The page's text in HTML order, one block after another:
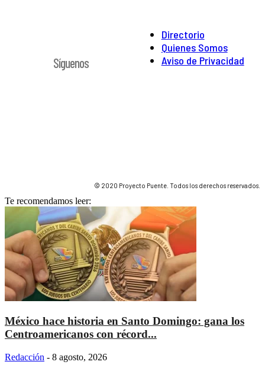
Directorio
Quienes Somos
Aviso de Privacidad
Síguenos
© 2020 Proyecto Puente. Todos los derechos reservados.
Te recomendamos leer:
México hace historia en Santo Domingo: gana los
Centroamericanos con récord...
Redacción - 8 agosto, 2026